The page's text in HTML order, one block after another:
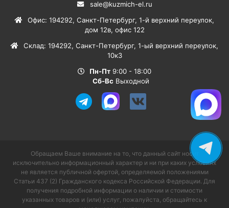
sale@kuzmich-el.ru
Офис: 194292, Санкт-Петербург, 1-й верхний переулок,
дом 12в, офис 122
Склад: 194292, Санкт-Петербург, 1-ый верхний переулок,
10к3
Пн-Пт 9:00 - 18:00
Сб-Вс Выходной
Обращаем Ваше внимание на то, что данный сайт носит
исключительно информационный характер и ни при каких условиях
не является публичной офертой, определяемой положениями
Статьи 437 (2) Гражданского кодекса Российской Федерации. Для
получения подробной информации о наличии и стоимости
указанных товаров и (или) услуг, пожалуйста, обращайтесь к